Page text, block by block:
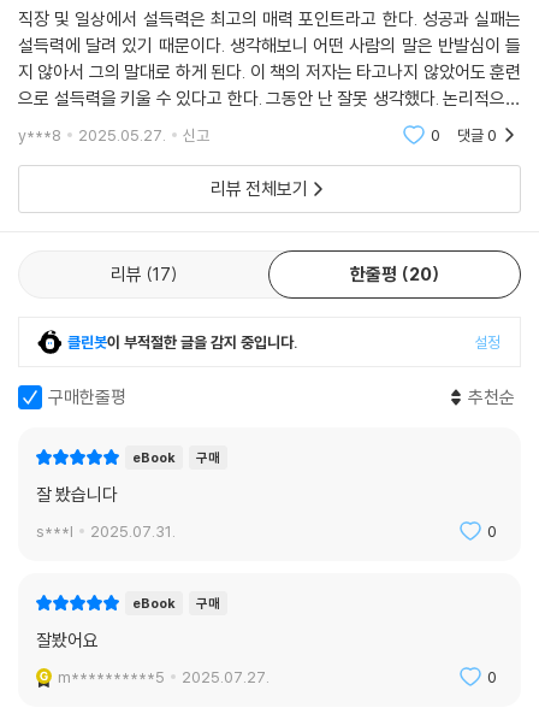
직장 및 일상에서 설득력은 최고의 매력 포인트라고 한다. 성공과 실패는
설득력에 달려 있기 때문이다. 생각해보니 어떤 사람의 말은 반발심이 들
지 않아서 그의 말대로 하게 된다. 이 책의 저자는 타고나지 않았어도 훈련
으로 설득력을 키울 수 있다고 한다. 그동안 난 잘못 생각했다. 논리적으로
맞는 말을 하는 게 최우선인 줄 알았는데, 내 뜻을 관철시키는 것은 상대의
공감을
y***8 2025.05.27. 신고 0 댓글0
리뷰 전체보기
리뷰 17 한줄평 20
클린봇이 부적절한 글을 감지 중입니다. 설정
구매한줄평 추천순
eBook 구매
잘 봤습니다
s***l 2025.07.31. 0
eBook 구매
잘봤어요
m**********5 2025.07.27. 0